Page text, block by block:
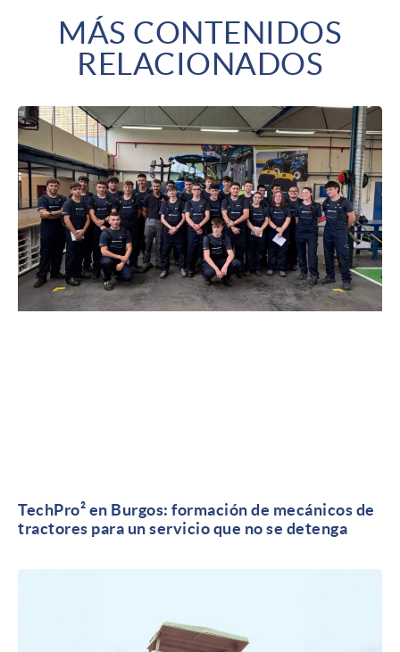
MÁS CONTENIDOS
RELACIONADOS
TechPro² en Burgos: formación de mecánicos de
tractores para un servicio que no se detenga